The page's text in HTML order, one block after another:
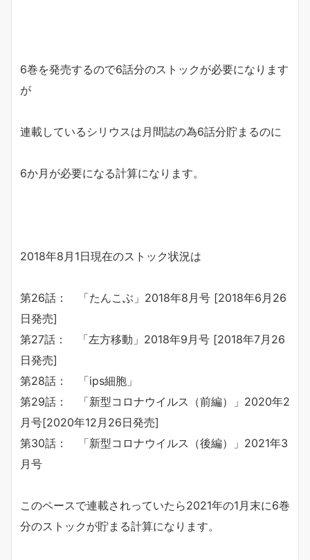
6巻を発売するので6話分のストックが必要になります
が
連載しているシリウスは月間誌の為6話分貯まるのに
6か月が必要になる計算になります。
2018年8月1日現在のストック状況は
第26話： 「たんこぶ」2018年8月号 [2018年6月26
日発売]
第27話： 「左方移動」2018年9月号 [2018年7月26
日発売]
第28話： 「ips細胞」
第29話： 「新型コロナウイルス（前編）」2020年2
月号[2020年12月26日発売]
第30話： 「新型コロナウイルス（後編）」2021年3
月号
このペースで連載されっていたら2021年の1月末に6巻
分のストックが貯まる計算になります。